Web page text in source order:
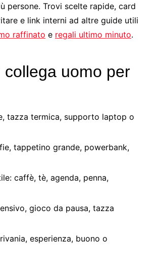
persone. Trovi scelte rapide, card
e link interni ad altre guide utili
raffinato e regali ultimo minuto.
uomo per
tazza termica, supporto laptop o
tappetino grande, powerbank,
caffè, tè, agenda, penna,
gioco da pausa, tazza
esperienza, buono o